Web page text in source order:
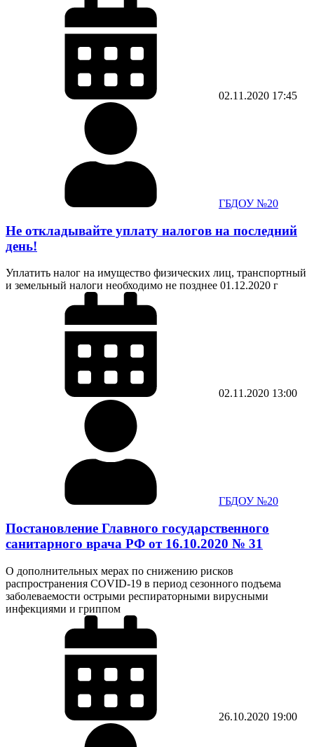
02.11.2020 17:45
ГБДОУ №20
Не откладывайте уплату налогов на последний
день!
Уплатить налог на имущество физических лиц, транспортный
и земельный налоги необходимо не позднее 01.12.2020 г
02.11.2020 13:00
ГБДОУ №20
Постановление Главного государственного
санитарного врача РФ от 16.10.2020 № 31
О дополнительных мерах по снижению рисков
распространения СОVID-19 в период сезонного подъема
заболеваемости острыми респираторными вирусными
инфекциями и гриппом
26.10.2020 19:00